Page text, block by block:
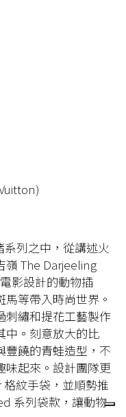
列之中，從講述火
嶺 The Darjeeling
影設計的動物插
等帶入時尚世界。
刺繡和提花工藝製作
中。刻意放大的比
豐饒的青蛙造型，不
味起來。設計團隊更
紋手袋，並順勢推
系列袋款，讓動物